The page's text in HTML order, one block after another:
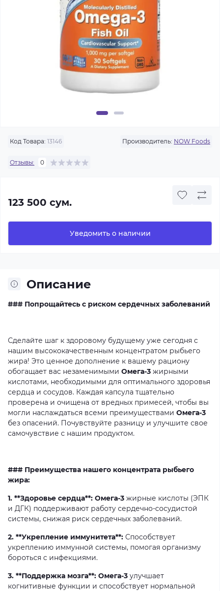
Код Товара: 13146 Производитель: NOW Foods
Отзывы: 0
123 500 сум.
Уведомить о наличии
Описание
### Попрощайтесь с риском сердечных заболеваний
Сделайте шаг к здоровому будущему уже сегодня с
нашим высококачественным концентратом рыбьего
жира! Это ценное дополнение к вашему рациону
обогащает вас незаменимыми Омега-3 жирными
кислотами, необходимыми для оптимального здоровья
сердца и сосудов. Каждая капсула тщательно
проверена и очищена от вредных примесей, чтобы вы
могли наслаждаться всеми преимуществами Омега-3
без опасений. Почувствуйте разницу и улучшите свое
самочувствие с нашим продуктом.
### Преимущества нашего концентрата рыбьего
жира:
1. **Здоровье сердца**: Омега-3 жирные кислоты (ЭПК
и ДГК) поддерживают работу сердечно-сосудистой
системы, снижая риск сердечных заболеваний.
2. **Укрепление иммунитета**: Способствует
укреплению иммунной системы, помогая организму
бороться с инфекциями.
3. **Поддержка мозга**: Омега-3 улучшает
когнитивные функции и способствует нормальной